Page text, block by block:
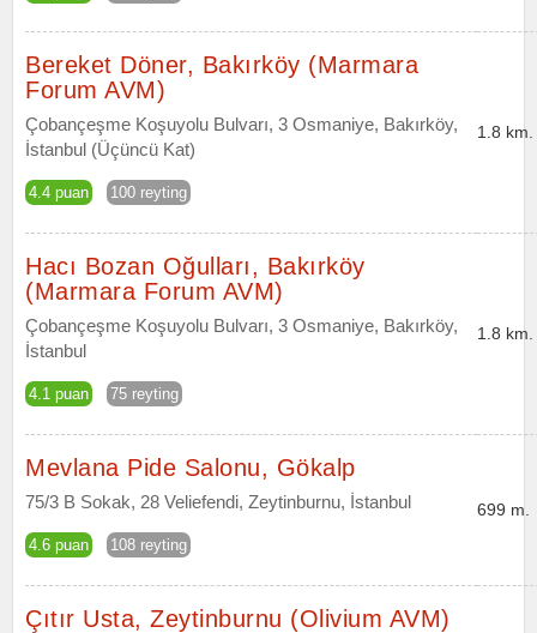
Bereket Döner, Bakırköy (Marmara
Forum AVM)
Çobançeşme Koşuyolu Bulvarı, 3 Osmaniye, Bakırköy,
İstanbul (Üçüncü Kat)
4.4 puan 100 reyting
1.8 km.
Hacı Bozan Oğulları, Bakırköy
(Marmara Forum AVM)
Çobançeşme Koşuyolu Bulvarı, 3 Osmaniye, Bakırköy,
İstanbul
4.1 puan 75 reyting
1.8 km.
Mevlana Pide Salonu, Gökalp
75/3 B Sokak, 28 Veliefendi, Zeytinburnu, İstanbul
4.6 puan 108 reyting
699 m.
Çıtır Usta, Zeytinburnu (Olivium AVM)